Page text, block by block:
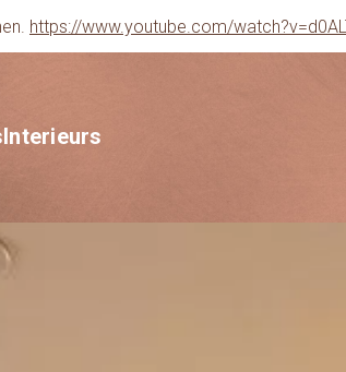
https://www.youtube.com/
Interieurs